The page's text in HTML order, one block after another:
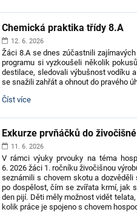
aktovek:
Chemická praktika třídy 8.A
12. 6. 2026
Žáci 8.A se dnes zúčastnili
programu si vyzkoušeli několik
destilace, sledovali výbušnost vodíku
se snažili zahřát a ohnout do pravého
Chemická
třídy
Číst více
Exkurze prvňáčků do
11. 6. 2026
V rámci výuky prvouky na téma
6. 2026 žáci 1. ročníku živočišnou
seznámili s chovem skotu a
po dospělost, čím se zvířata krmí, jak
den pijí. Děti měly možnost vidět
kolik práce je spojeno s chovem